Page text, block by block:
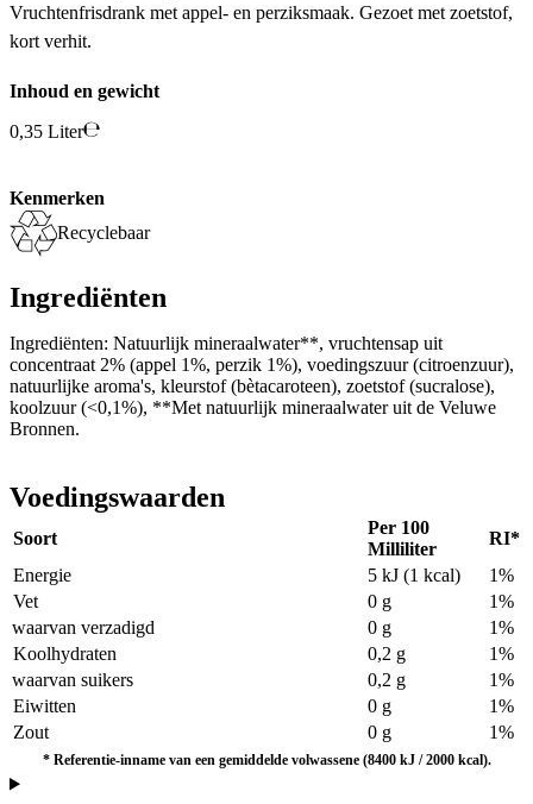
Vruchtenfrisdrank met appel- en perziksmaak. Gezoet met zoetstof,
kort verhit.
Inhoud en gewicht
0,35 Liter
Kenmerken
Recyclebaar
Ingrediënten
Ingrediënten: Natuurlijk mineraalwater**, vruchtensap uit
concentraat 2% (appel 1%, perzik 1%), voedingszuur (citroenzuur),
natuurlijke aroma's, kleurstof (bètacaroteen), zoetstof (sucralose),
koolzuur (<0,1%), **Met natuurlijk mineraalwater uit de Veluwe
Bronnen.
Voedingswaarden
Soort
Per 100
Milliliter
RI*
Energie
5 kJ (1 kcal)
1%
Vet
0 g
1%
waarvan verzadigd
0 g
1%
Koolhydraten
0,2 g
1%
waarvan suikers
0,2 g
1%
Eiwitten
0 g
1%
Zout
0 g 1%
* Referentie-inname van een gemiddelde volwassene (8400 kJ / 2000 kcal).